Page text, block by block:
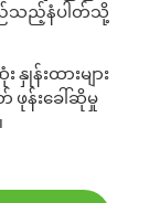
ည်သည့်နံပါတ်သို့
န်းထားများ
ဖုန်းခေါ်ဆိုမှု